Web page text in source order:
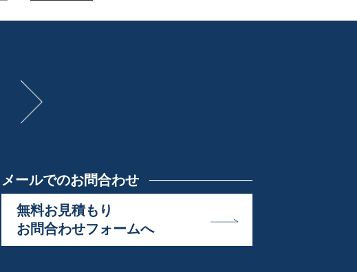
メールでのお問合わせ
無料お見積もり
お問合わせフォームへ